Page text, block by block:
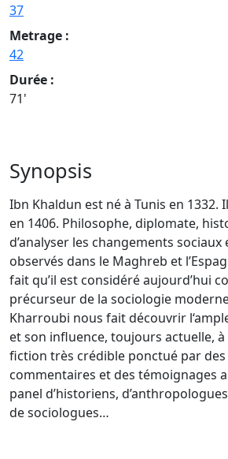
37
Metrage :
42
Durée :
71'
Synopsis
Ibn Khaldun est né à Tunis en 1332.
en 1406. Philosophe, diplomate,
d’analyser les changements sociaux
observés dans le Maghreb et
fait qu’il est considéré aujourd’hui
précurseur de la sociologie
Kharroubi nous fait découvrir
et son influence, toujours actuelle,
fiction très crédible ponctué par
commentaires et des témoignages
panel d’historiens,
de sociologues…